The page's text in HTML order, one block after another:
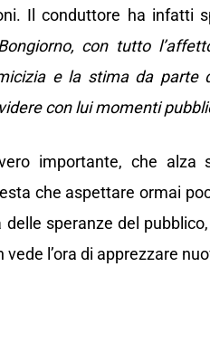
Il conduttore ha infatti
con tutto
e la stima da
con lui momenti
importante, che
che aspettare ormai
delle speranze del
vede l’ora di apprezzare